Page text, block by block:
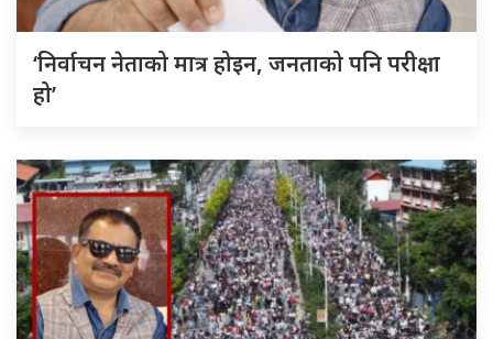
‘निर्वाचन नेताको मात्र होइन, जनताको पनि परीक्षा
हो’